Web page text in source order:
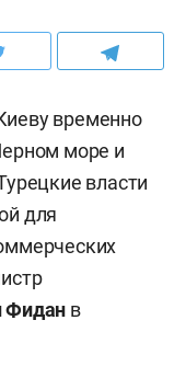
временно
море и
власти
для
Фидан в